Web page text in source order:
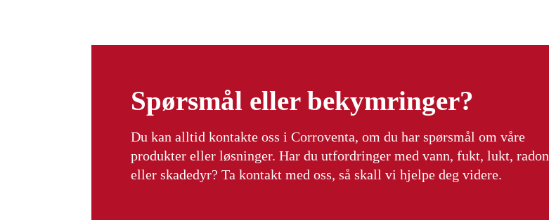
Spørsmål eller bekymringer?
Du kan alltid kontakte oss i Corroventa, om du har spørsmål om våre
produkter eller løsninger. Har du utfordringer med vann, fukt, lukt, radon
eller skadedyr? Ta kontakt med oss, så skall vi hjelpe deg videre.